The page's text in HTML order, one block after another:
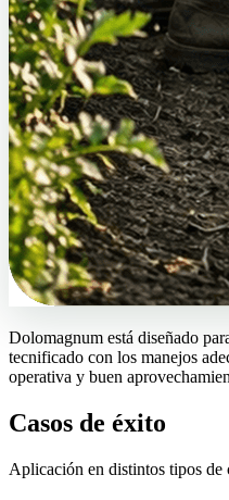
Dolomagnum está diseñado
tecnificado con los manejos
operativa y buen
Casos de éxito
Aplicación en distintos tipos de